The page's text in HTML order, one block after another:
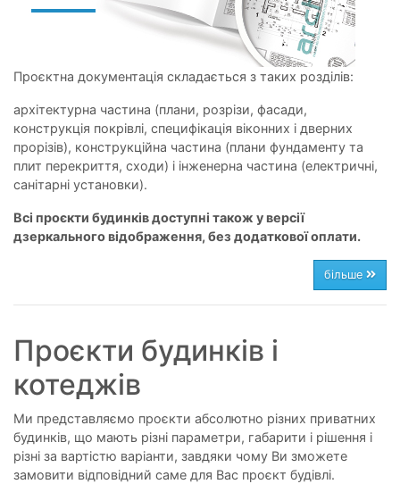
Проєктна документація складається з таких розділів:
архітектурна частина (плани, розрізи, фасади,
конструкція покрівлі, специфікація віконних і дверних
прорізів), конструкційна частина (плани фундаменту та
плит перекриття, сходи) і інженерна частина (електричні,
санітарні установки).
Всі проєкти будинків доступні також у версії
дзеркального відображення, без додаткової оплати.
більше
Проєкти будинків і
котеджів
Ми представляємо проєкти абсолютно різних приватних
будинків, що мають різні параметри, габарити і рішення і
різні за вартістю варіанти, завдяки чому Ви зможете
замовити відповідний саме для Вас проєкт будівлі.